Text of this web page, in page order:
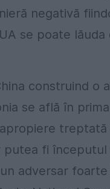
negativă
se poate
construind o
se află în
treptată
fi
adversar